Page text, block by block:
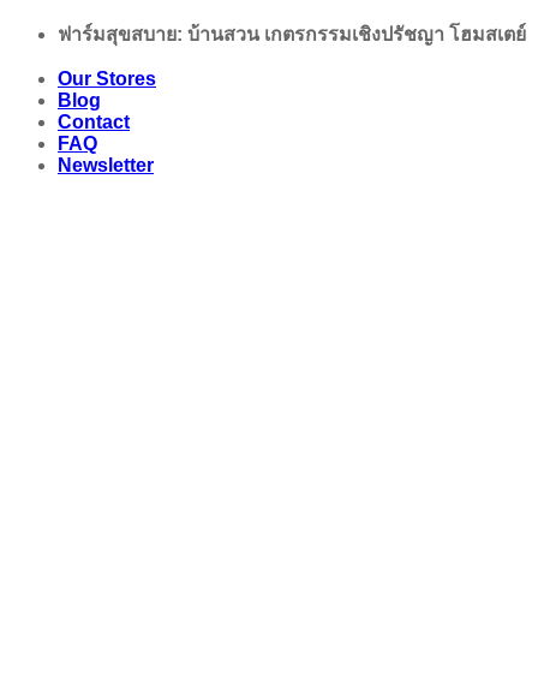
Skip
content
ฟาร์มสุขสบาย: บ้านสวน เกตรกรรมเชิงปรัชญา โฮมสเตย์
Our Stores
Blog
Contact
FAQ
Newsletter